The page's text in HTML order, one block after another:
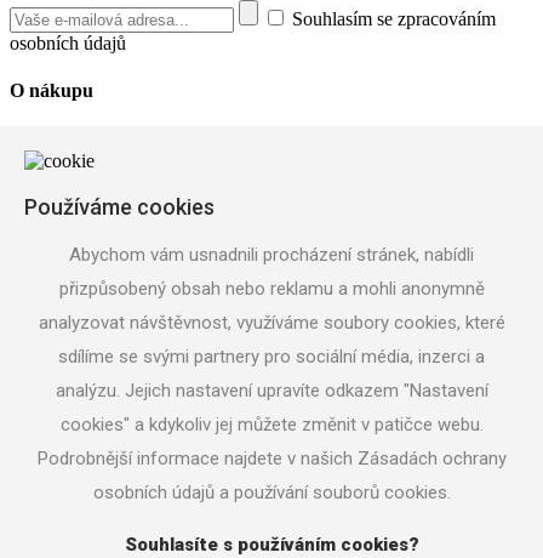
Souhlasím se zpracováním
osobních údajů
O nákupu
Obchodní podmínky
Povinné informace UKZÚZ
Užitečné informace
Pěstování a péče o stromky
Prodej ovocných stromků
Podpora projektu
ulice Podvalí, 751 01 Tovačov
Šárka Hrabalová
+420 725 893 691
tovacov@jukka.cz
Informace k objednávkám e-shop
Používáme cookies
Abychom vám usnadnili procházení stránek, nabídli
přizpůsobený obsah nebo reklamu a mohli anonymně
analyzovat návštěvnost, využíváme soubory cookies, které
sdílíme se svými partnery pro sociální média, inzerci a
analýzu. Jejich nastavení upravíte odkazem "Nastavení
cookies" a kdykoliv jej můžete změnit v patičce webu.
Podrobnější informace najdete v našich Zásadách ochrany
osobních údajů a používání souborů cookies.
Souhlasíte s používáním cookies?